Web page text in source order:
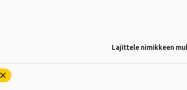
Lajittele nimikkeen